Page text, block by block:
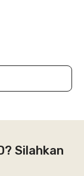
Silahkan